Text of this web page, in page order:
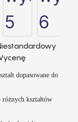
dopasowane do
kształtów